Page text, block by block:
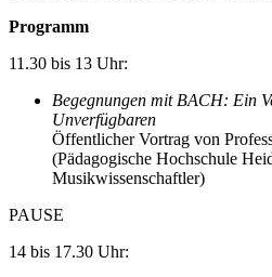
Programm
11.30 bis 13 Uhr:
Begegnungen mit BACH: Ein
Unverfügbaren
Öffentlicher Vortrag von
(Pädagogische Hochschule
Musikwissenschaftler)
PAUSE
14 bis 17.30 Uhr: